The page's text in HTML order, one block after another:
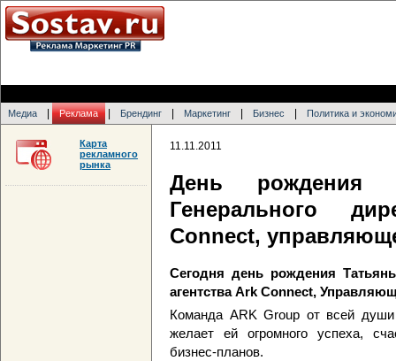
Медиа Реклама Брендинг Маркетинг Бизнес Политика и
11.11.2011
День рождения
Генерального
Connect,
Сегодня день рождения
агентства Ark Connect,
Команда ARK Group от всей
желает ей огромного успеха,
бизнес-планов.
Карта
рекламного
рынка